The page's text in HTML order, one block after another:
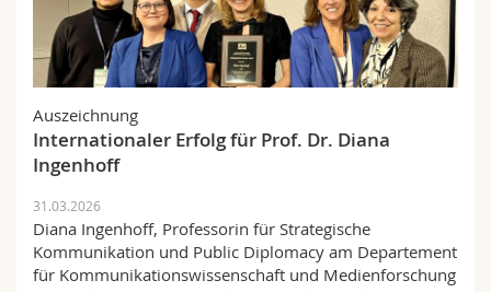
Auszeichnung
Internationaler Erfolg für Prof. Dr. Diana
Ingenhoff
31.03.2026
Diana Ingenhoff, Professorin für Strategische
Kommunikation und Public Diplomacy am Departement
für Kommunikationswissenschaft und Medienforschung